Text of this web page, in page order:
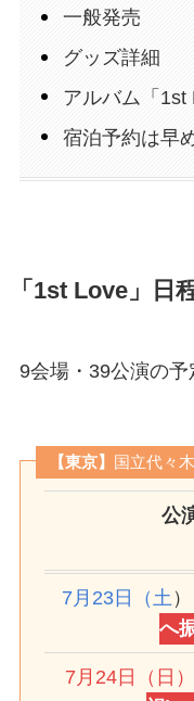
一般発売
グッズ詳細
アルバム「1st
宿泊予約は早
「1st Love」日
9会場・39公演の予
【東京】 国立代々
公
7月23日（土
へ
7月24日（日）